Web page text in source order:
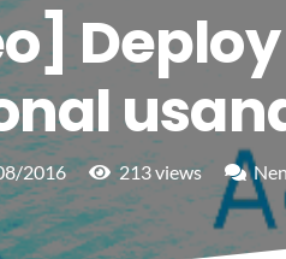
Deploy
2016 213views